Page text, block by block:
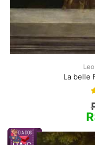
La belle